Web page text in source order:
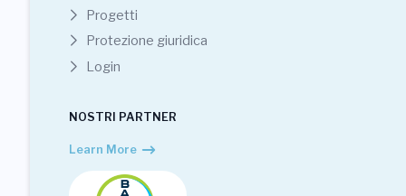
Progetti
Protezione giuridica
Login
NOSTRI PARTNER
Learn More